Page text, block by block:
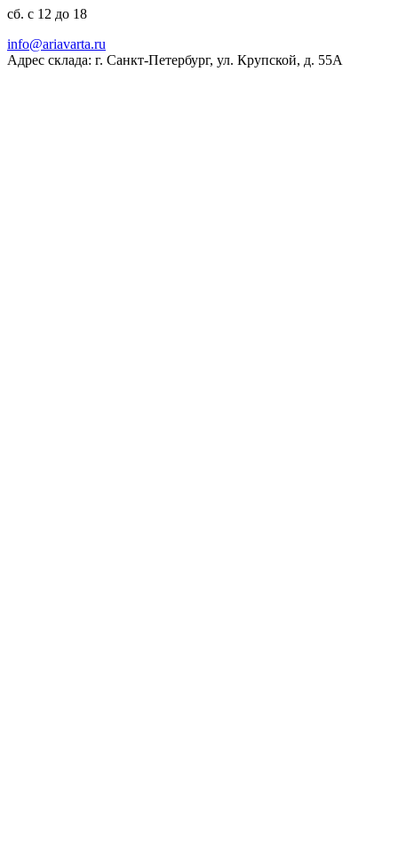
сб. с 12 до 18
ur.atravaira@ofni
Адрес склада: г. Санкт-Петербург, ул. Крупской, д. 55А